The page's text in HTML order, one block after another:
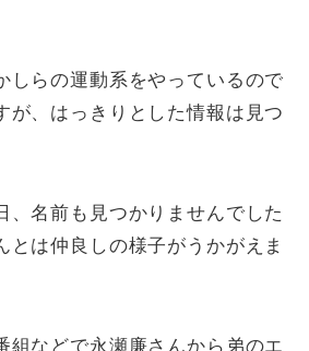
しらの運動系をやっているので
が、はっきりとした情報は見つ
、名前も見つかりませんでした
とは仲良しの様子がうかがえま
組などで永瀬廉さんから弟のエ